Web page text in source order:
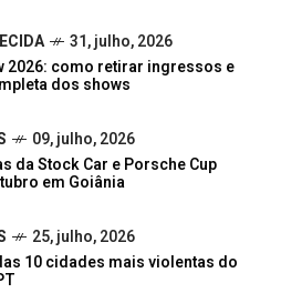
31, julho, 2026
2026: como retirar ingressos e
dos shows
09, julho, 2026
da Stock Car e Porsche Cup
em Goiânia
25, julho, 2026
10 cidades mais violentas do